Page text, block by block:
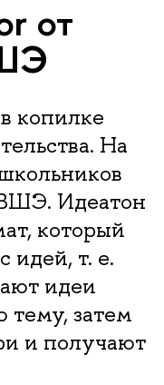
от
копилке
На
Идеатон
который
идей, т. е.
идеи
тему, затем
и получают